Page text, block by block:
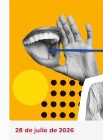
28 de julio de 2026